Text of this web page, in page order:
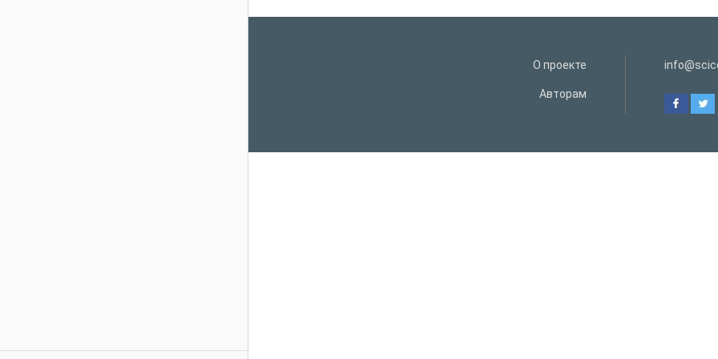
О проекте
Авторам